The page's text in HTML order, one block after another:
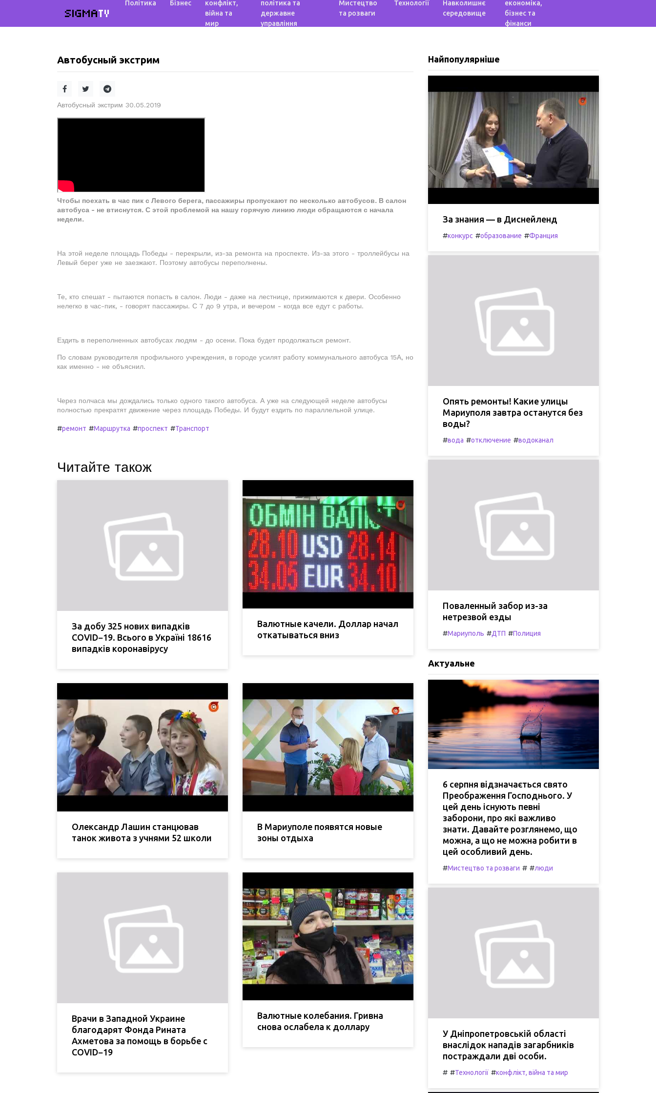
SIGMATV
Політика Бізнес
конфлікт,
війна та
мир
політика та
державне
управління
Мистецтво
та розваги
Технології
Навколишнє
середовище
економіка,
бізнес та
фінанси
Автобусный экстрим
Автобусный экстрим 30.05.2019
Чтобы поехать в час пик с Левого берега, пассажиры пропускают по несколько автобусов. В салон
автобуса - не втиснутся. С этой проблемой на нашу горячую линию люди обращаются с начала
недели.
На этой неделе площадь Победы - перекрыли, из-за ремонта на проспекте. Из-за этого - троллейбусы на
Левый берег уже не заезжают. Поэтому автобусы переполнены.
Те, кто спешат - пытаются попасть в салон. Люди - даже на лестнице, прижимаются к двери. Особенно
нелегко в час-пик, - говорят пассажиры. С 7 до 9 утра, и вечером - когда все едут с работы.
Ездить в переполненных автобусах людям - до осени. Пока будет продолжаться ремонт.
По словам руководителя профильного учреждения, в городе усилят работу коммунального автобуса 15А, но
как именно - не объяснил.
Через полчаса мы дождались только одного такого автобуса. А уже на следующей неделе автобусы
полностью прекратят движение через площадь Победы. И будут ездить по параллельной улице.
#ремонт #Маршрутка #проспект #Транспорт
Читайте також
За добу 325 нових випадків
COVID−19. Всього в Україні 18616
випадків коронавірусу
Валютные качели. Доллар начал
откатываться вниз
Олександр Лашин станцював
танок живота з учнями 52 школи
В Мариуполе появятся новые
зоны отдыха
Врачи в Западной Украине
благодарят Фонда Рината
Ахметова за помощь в борьбе с
COVID−19
Валютные колебания. Гривна
снова ослабела к доллару
Найпопулярніше
За знания — в Диснейленд
#конкурс #образование #Франция
Опять ремонты! Какие улицы
Мариуполя завтра останутся без
воды?
#вода #отключение #водоканал
Поваленный забор из-за
нетрезвой езды
#Мариуполь #ДТП #Полиция
Актуальне
6 серпня відзначається свято
Преображення Господнього. У
цей день існують певні
заборони, про які важливо
знати. Давайте розглянемо, що
можна, а що не можна робити в
цей особливий день.
#Мистецтво та розваги # #люди
У Дніпропетровській області
внаслідок нападів загарбників
постраждали дві особи.
# #Технології #конфлікт, війна та мир